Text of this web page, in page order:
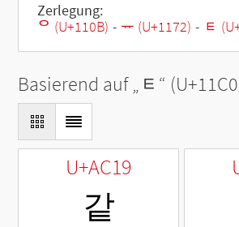
Zerlegung:
ᄋ (U+110B) - ᅲ (U+1172) - ᇀ
Basierend auf „ ᇀ “
U+AC19
같